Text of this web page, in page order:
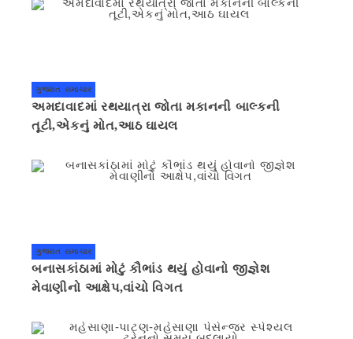
ગુજરાત સમાચાર
અમદાવાદમાં રથયાત્રા જોતા મકાનની બાલ્કની
તૂટી,એકનું મોત,આઠ ઘાયલ
ગુજરાત સમાચાર
બનાસકાંઠામાં મોટું કૌભાંડ થયું હોવાનો જીજ્ઞેશ
મેવાણીનો આક્ષેપ,વાંચો વિગત